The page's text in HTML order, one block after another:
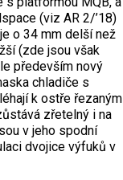
(viz AR 2/’18)
o 34 mm delší než
(zde jsou však
především nový
chladiče s
k ostře řezaným
zřetelný i na
v jeho spodní
dvojice výfuků v